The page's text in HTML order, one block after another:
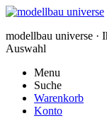
modellbau universe ·
Auswahl
Menu
Suche
Warenkorb
Konto